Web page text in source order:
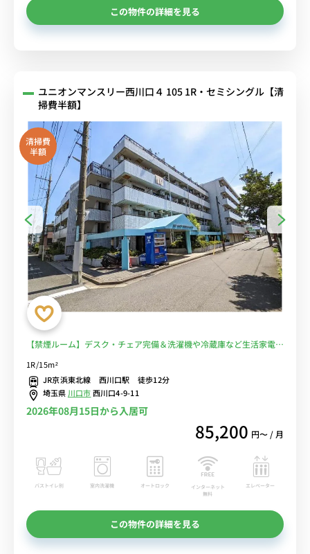
この物件の詳細を見る
ユニオンマンスリー西川口４ 105 1R・セミシングル【清
掃費半額】
清掃費
半額
【禁煙ルーム】デスク・チェア完備＆洗濯機や冷蔵庫など生活家電の
浦和駅までダイレクトアクセス■選べるWi-Fi格安レンタル中！
1R/15m²
JR京浜東北線 西川口駅 徒歩12分
埼玉県 川口市西川口4-9-11
2026年08月15日から入居可
85,200 円〜 / 月
バストイレ別 室内洗濯機 オートロック
インターネット
無料
エレベーター
この物件の詳細を見る